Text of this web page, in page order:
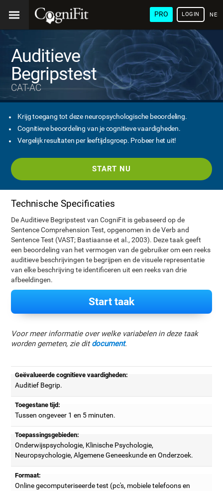
PRO LOGIN
Auditieve
Begripstest
CAT-AC
Krijg toegang tot deze neuropsychologische beoordeling.
Cognitieve beoordeling van je cognitieve vaardigheden.
Vergelijk resultaten per leeftijdsgroep. Probeer het uit!
START NU
Technische Specificaties
De Auditieve Begripstest van CogniFit is gebaseerd op de
Sentence Comprehension Test, opgenomen in de Verb and
Sentence Test (VAST; Bastiaanse et al., 2003). Deze taak geeft
een beoordeling van het vermogen van de gebruiker om een reeks
auditieve beschrijvingen te begrijpen en de visuele representatie
van elke beschrijving te identificeren uit een reeks van drie
afbeeldingen.
Start taak
Voor meer informatie over welke variabelen in deze taak
worden gemeten, zie ditdocument.
Geëvalueerde cognitieve vaardigheden:
Auditief Begrip.
Toegestane tijd:
Tussen ongeveer 1 en 5 minuten.
Toepassingsgebieden:
Onderwijspsychologie, Klinische Psychologie,
Neuropsychologie, Algemene Geneeskunde en Onderzoek.
Formaat:
Online gecomputeriseerde test (pc's, mobiele telefoons en